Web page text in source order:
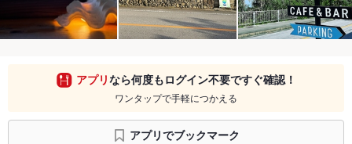
アプリなら何度もログイン不要ですぐ確認！
ワンタップで手軽につかえる
アプリでブックマーク